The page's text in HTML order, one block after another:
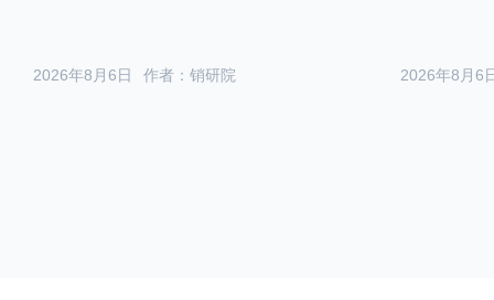
作者：销研院
2026年8月6日 2026年8月6